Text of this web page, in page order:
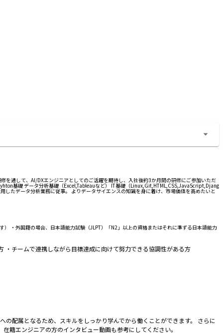
を通して、AI/DXエンジニアとしてのご活躍を期待し、入社後約3か月間の研修にご参加いただ
基礎 データ分析基礎（Excel,Tableauなど） IT基礎（Linux,Git,HTML,CSS,JavaScript,Djang
たデータ分析業務に従事。 よりデータサイエンスの知識を身に着け、市場価値を高めたいと
・外国籍の場合、日本語能力試験（JLPT）「N2」以上の資格またはそれに準ずる日本語能力
・チームで連携しながら目標達成に向けて努力できる協調性がある方
配属となるため、スキルをしっかり学んでから働くことができます。 さらに
籍エンジニアの方のインタビュー動画も参考にしてください。